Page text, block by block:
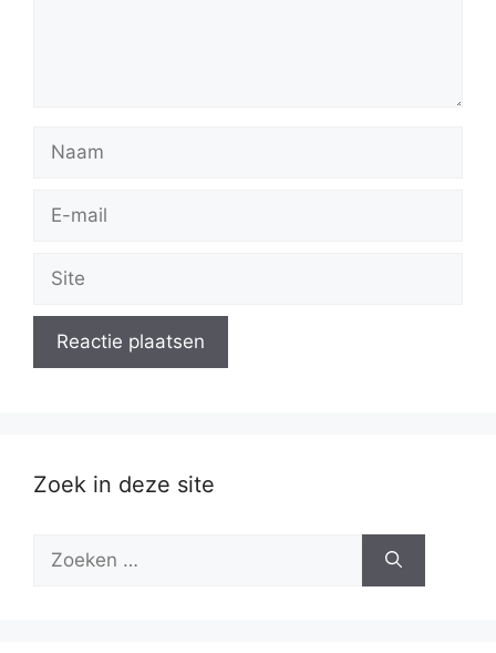
mail
Zoek in deze site
naar: